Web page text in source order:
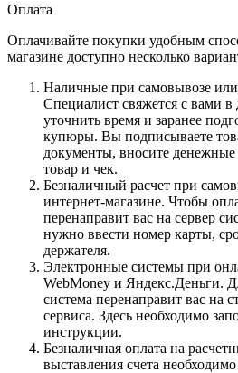
Оплата
Оплачивайте покупки удобным
магазине доступно несколько
Наличные при самовывозе или
Специалист свяжется с вами в
уточнить время и заранее
купюры. Вы подписываете
документы, вносите денежные
товар и чек.
Безналичный расчет при
интернет-магазине. Чтобы
перенаправит вас на сервер
нужно ввести номер карты,
держателя.
Электронные системы при
WebMoney и Яндекс.Деньги.
система перенаправит вас на
сервиса. Здесь необходимо
инструкции.
Безналичная оплата на
выставления счета